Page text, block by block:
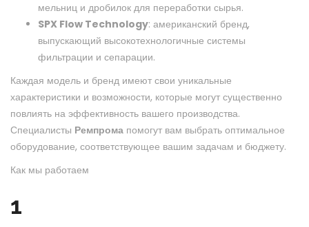
мельниц и дробилок для переработки сырья.
SPX Flow Technology: американский бренд,
выпускающий высокотехнологичные системы
фильтрации и сепарации.
Каждая модель и бренд имеют свои уникальные
характеристики и возможности, которые могут существенно
повлиять на эффективность вашего производства.
Специалисты Ремпрома помогут вам выбрать оптимальное
оборудование, соответствующее вашим задачам и бюджету.
Как мы работаем
1